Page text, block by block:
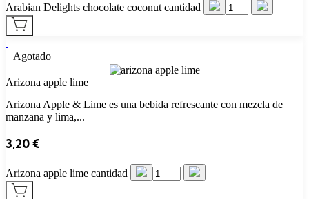
Arabian Delights chocolate coconut cantidad
Agotado
Arizona apple lime
Arizona Apple & Lime es una bebida refrescante con mezcla de
manzana y lima,...
3,20€
Arizona apple lime cantidad